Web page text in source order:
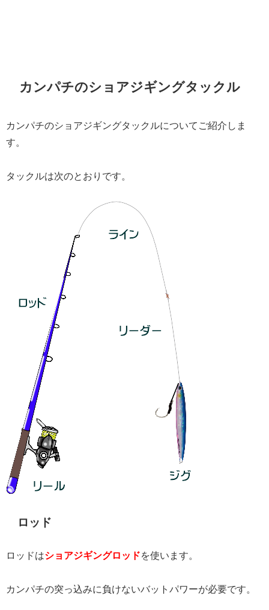
カンパチのショアジギングタックル
カンパチのショアジギングタックルについてご紹介しま
す。
タックルは次のとおりです。
ロッド
ロッドはショアジギングロッドを使います。
カンパチの突っ込みに負けないバットパワーが必要です。